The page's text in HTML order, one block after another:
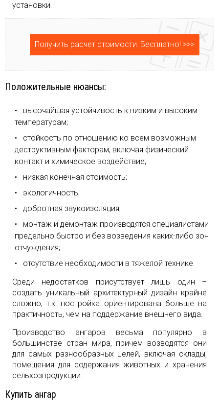
установки.
Получить расчет стоимости. Бесплатно! >>>
Положительные нюансы:
высочайшая устойчивость к низким и высоким
температурам;
стойкость по отношению ко всем возможным
деструктивным факторам, включая физический
контакт и химическое воздействие;
низкая конечная стоимость;
экологичность;
добротная звукоизоляция;
монтаж и демонтаж производятся специалистами
предельно быстро и без возведения каких-либо зон
отчуждения;
отсутствие необходимости в тяжелой технике.
Среди недостатков присутствует лишь один –
создать уникальный архитектурный дизайн крайне
сложно, т.к. постройка ориентирована больше на
практичность, чем на поддержание внешнего вида.
Производство ангаров весьма популярно в
большинстве стран мира, причем возводятся они
для самых разнообразных целей, включая склады,
помещения для содержания животных и хранения
сельхозпродукции.
Купить ангар